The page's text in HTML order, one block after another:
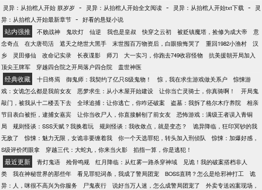
犯！ 随着接连破获众人眼中的完美犯罪和多年悬案，
全国惊呼苏铭为真正的王牌侦探。 一等功胸前都挂不
上，警衔短时间内五连跳。 当罪犯？不可能的！ 不如
当个刑警轻松破案，功成名就！！！
灵异：从抬棺人开始 朕岁岁 - 灵异：从抬棺人开始全文阅读 - 灵异：从抬棺人开始txt下载 -
灵
异：从抬棺人开始最新章节 - 好看的悬疑小说
站内强推 不败战神 鬼吹灯 仙逆 我也是皇叔 快穿之云初 被贬镇魔塔，捡修为成大帝
意
念奇点
在大唐苟活 遮天之绝世大黑手 末世囤百万物资后，白眼狼悔哭了 重回1982小渔村
汉
乡
灵田修仙 改命记实录 长夜谍影 师刀 大一实习，你跑去749收容怪物
抗美援朝开局加入
顶尖王牌军
穿越四合院之开局落户四合院 盖世神医
经典收藏 十日终焉 御鬼师：我契约了亿只S级鬼物！ 惊，我在求生游戏做关系户
惊悚游
戏：女诡怎么都是我前女友
恶梦求生：从小木屋开始建设 让你当亡灵骑士，你真骑啊！
开局鬼
敲门，被我从十二楼丢下去
全球追捕：让你逃亡，你咋还破案 盗墓：我拆了格尔木疗养院
相亲
节目表白被拒，逮捕女嘉宾
让你当收尸人，你直接解刨了前女友
恐怖游戏：满级王者误入青铜
局
规则怪谈：SSS天赋？我换着玩 规则怪谈：我收敛点，就是变态？
诡异降临，狂印冥钞的我
无敌了
惊悚：魅力无限，女诡非要缠着我 你一个天选罪犯，转头加入刑侦队
惊悚：加爆好感，
S级评价闭眼拿
穿越三代：大蛇丸，你来当火影 掐指一算，你是逃犯！
最近更新 青灯鬼语 殓骨鸣规 红月降临：从红雾一路杀穿神域
见诡！我的破案搭档非人
类
我在神秘世界的那些年 看见罪犯词条，我成了警局团宠 BOSS直聘？怎么是给邪神打工
诡
异：人，咪很不高兴为你服务
尸鬼夜行 说好当万人迷，怎么成警局团宠了
外卖专送凶案现场，